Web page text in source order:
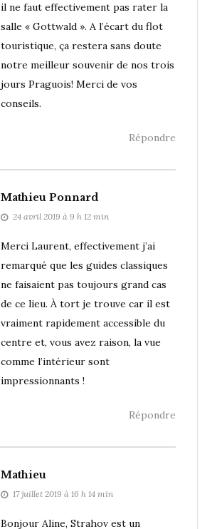
il ne faut effectivement pas rater la
salle « Gottwald ». A l’écart du flot
touristique, ça restera sans doute
notre meilleur souvenir de nos trois
jours Praguois! Merci de vos
conseils.
Répondre
Mathieu Ponnard
24 avril 2019 à 9 h 12 min
Merci Laurent, effectivement j’ai
remarqué que les guides classiques
ne faisaient pas toujours grand cas
de ce lieu. À tort je trouve car il est
vraiment rapidement accessible du
centre et, vous avez raison, la vue
comme l’intérieur sont
impressionnants !
Répondre
Mathieu
17 juillet 2019 à 16 h 14 min
Bonjour Aline, Strahov est un